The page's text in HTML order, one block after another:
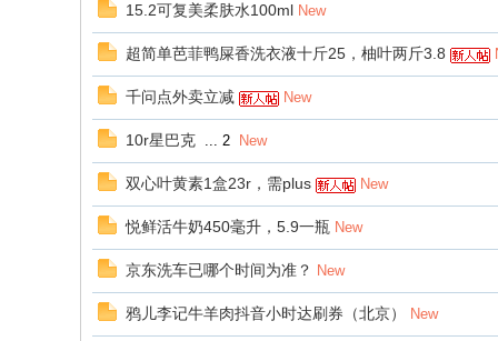
15.2可复美柔肤水100ml New
超简单芭菲鸭屎香洗衣液十斤25，柚叶两斤3.8
千问点外卖立减 New
10r星巴克 ... 2 New
双心叶黄素1盒23r，需plus New
悦鲜活牛奶450毫升，5.9一瓶 New
京东洗车已哪个时间为准？ New
鸦儿李记牛羊肉抖音小时达刷券（北京） New